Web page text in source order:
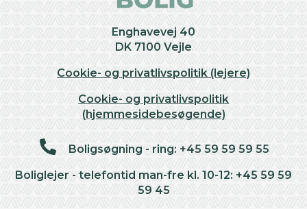
Enghavevej 40
DK 7100 Vejle
Cookie- og privatlivspolitik (lejere)
Cookie- og privatlivspolitik
(hjemmesidebesøgende)
Boligsøgning - ring: +45 59 59 59 55
Boliglejer - telefontid man-fre kl. 10-12: +45 59 59
59 45